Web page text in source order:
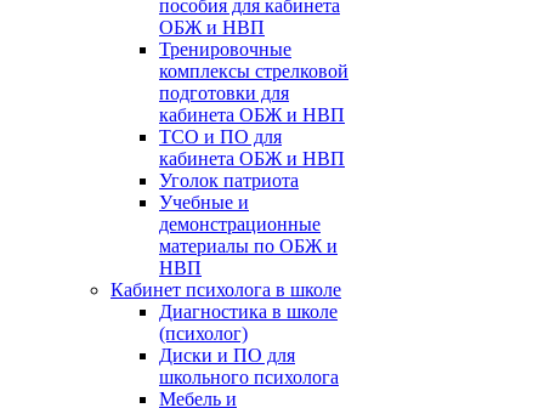
пособия для кабинета
ОБЖ и НВП
Тренировочные
комплексы стрелковой
подготовки для
кабинета ОБЖ и НВП
ТСО и ПО для
кабинета ОБЖ и НВП
Уголок патриота
Учебные и
демонстрационные
материалы по ОБЖ и
НВП
Кабинет психолога в школе
Диагностика в школе
(психолог)
Диски и ПО для
школьного психолога
Мебель и